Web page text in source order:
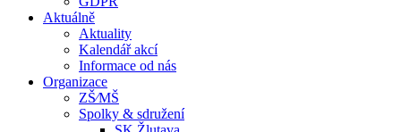
Aktuálně
Aktuality
Kalendář akcí
Informace od nás
Organizace
ZŠ⁄MŠ
Spolky & sdružení